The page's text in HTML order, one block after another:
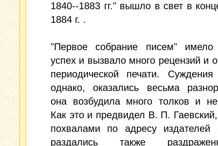
1840--1883 гг." вышло в свет в
1884 г. .
"Первое собрание писем" имело
успех и вызвало много рецензий и
периодической печати.
однако, оказались весьма
она возбудила много толков и
Как это и предвидел В. П.
похвалами по адресу издателей
раздались также